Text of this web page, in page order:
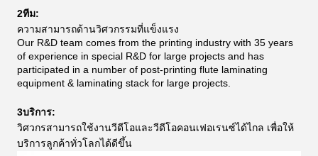
2ทีม:
ความสามารถด้านวิศวกรรมที่แข็งแรง
Our R&D team comes from the printing industry with 35 years
of experience in special R&D for large projects and has
participated in a number of post-printing flute laminating
equipment & laminating stack for large projects.
3บริการ:
วิศวกรสามารถใช้งานวีดีโอและวีดีโอคอนเฟอเรนซ์ได้ไกล เพื่อให้
บริการลูกค้าทั่วโลกได้ดีขึ้น